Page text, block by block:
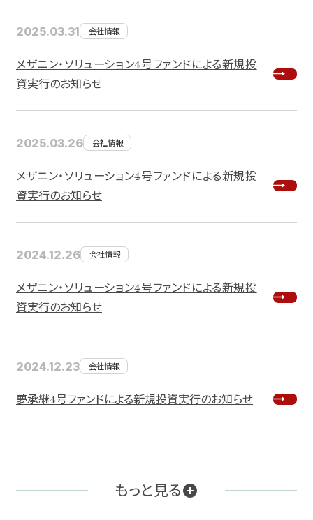
2025.03.31 会社情報
メザニン・ソリューション4号ファンドによる新規投
資実行のお知らせ
2025.03.26 会社情報
メザニン・ソリューション4号ファンドによる新規投
資実行のお知らせ
2024.12.26 会社情報
メザニン・ソリューション4号ファンドによる新規投
資実行のお知らせ
2024.12.23 会社情報
夢承継4号ファンドによる新規投資実行のお知らせ
もっと見る